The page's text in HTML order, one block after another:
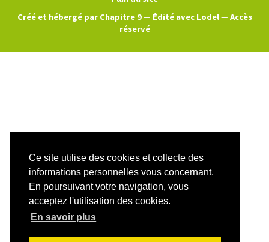
Ce site utilise des cookies et collecte des
informations personnelles vous concernant.
En poursuivant votre navigation, vous
acceptez l'utilisation des cookies.
En savoir plus
Créé et hébergé par Chapitre 9— Édité avec Lodel— Accès
réservé